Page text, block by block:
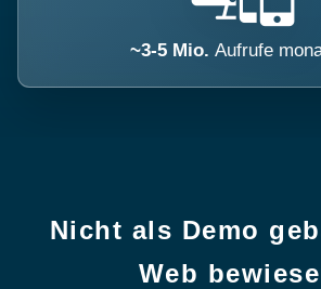
~3-5 Mio. Aufrufe
Nicht als Demo
Web